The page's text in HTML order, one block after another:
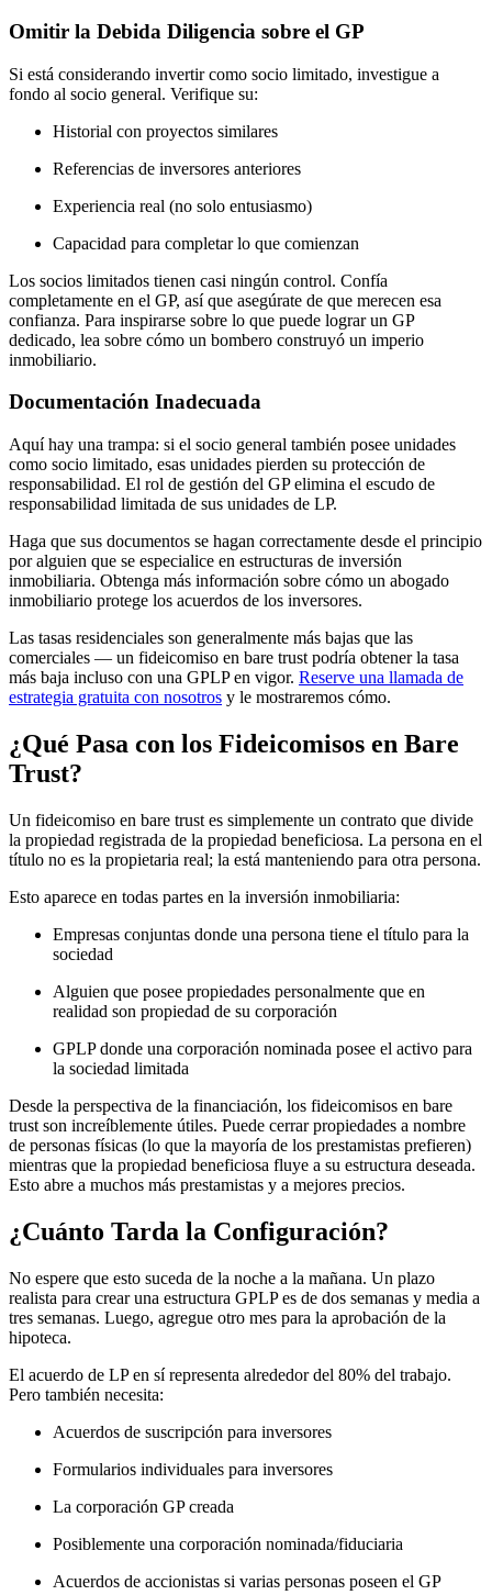
Omitir la Debida Diligencia sobre el GP
Si está considerando invertir como socio limitado, investigue a
fondo al socio general. Verifique su:
Historial con proyectos similares
Referencias de inversores anteriores
Experiencia real (no solo entusiasmo)
Capacidad para completar lo que comienzan
Los socios limitados tienen casi ningún control. Confía
completamente en el GP, así que asegúrate de que merecen esa
confianza. Para inspirarse sobre lo que puede lograr un GP
dedicado, lea sobre cómo un bombero construyó un imperio
inmobiliario.
Documentación Inadecuada
Aquí hay una trampa: si el socio general también posee unidades
como socio limitado, esas unidades pierden su protección de
responsabilidad. El rol de gestión del GP elimina el escudo de
responsabilidad limitada de sus unidades de LP.
Haga que sus documentos se hagan correctamente desde el principio
por alguien que se especialice en estructuras de inversión
inmobiliaria. Obtenga más información sobre cómo un abogado
inmobiliario protege los acuerdos de los inversores.
Las tasas residenciales son generalmente más bajas que las
comerciales — un fideicomiso en bare trust podría obtener la tasa
más baja incluso con una GPLP en vigor. Reserve una llamada de
estrategia gratuita con nosotros y le mostraremos cómo.
¿Qué Pasa con los Fideicomisos en Bare
Trust?
Un fideicomiso en bare trust es simplemente un contrato que divide
la propiedad registrada de la propiedad beneficiosa. La persona en el
título no es la propietaria real; la está manteniendo para otra persona.
Esto aparece en todas partes en la inversión inmobiliaria:
Empresas conjuntas donde una persona tiene el título para la
sociedad
Alguien que posee propiedades personalmente que en
realidad son propiedad de su corporación
GPLP donde una corporación nominada posee el activo para
la sociedad limitada
Desde la perspectiva de la financiación, los fideicomisos en bare
trust son increíblemente útiles. Puede cerrar propiedades a nombre
de personas físicas (lo que la mayoría de los prestamistas prefieren)
mientras que la propiedad beneficiosa fluye a su estructura deseada.
Esto abre a muchos más prestamistas y a mejores precios.
¿Cuánto Tarda la Configuración?
No espere que esto suceda de la noche a la mañana. Un plazo
realista para crear una estructura GPLP es de dos semanas y media a
tres semanas. Luego, agregue otro mes para la aprobación de la
hipoteca.
El acuerdo de LP en sí representa alrededor del 80% del trabajo.
Pero también necesita:
Acuerdos de suscripción para inversores
Formularios individuales para inversores
La corporación GP creada
Posiblemente una corporación nominada/fiduciaria
Acuerdos de accionistas si varias personas poseen el GP